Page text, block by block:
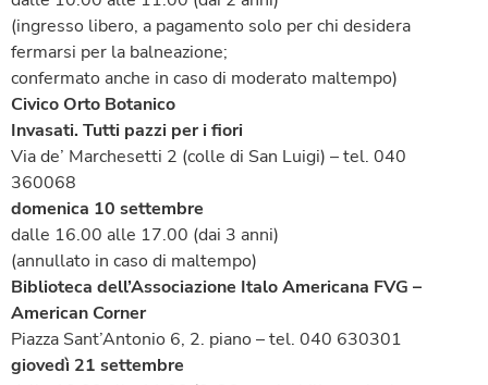
(ingresso libero, a pagamento solo per chi desidera
fermarsi per la balneazione;
confermato anche in caso di moderato maltempo)
Civico Orto Botanico
Invasati. Tutti pazzi per i fiori
Via de’ Marchesetti 2 (colle di San Luigi) – tel. 040
360068
domenica 10 settembre
dalle 16.00 alle 17.00 (dai 3 anni)
(annullato in caso di maltempo)
Biblioteca dell’Associazione Italo Americana FVG –
American Corner
Piazza Sant’Antonio 6, 2. piano – tel. 040 630301
giovedì 21 settembre